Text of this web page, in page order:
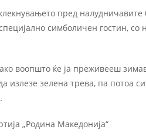
пред налудничавите
симболичен гостин, со
воопшто ќе ја преживееш
излезе зелена трева, па
„Родина Македонија“